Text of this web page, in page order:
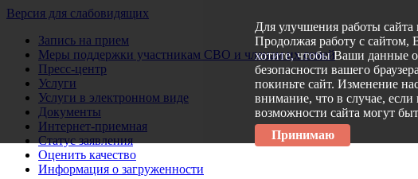
Версия для слабовидящих
Запись на прием
Меры поддержки участникам СВО и членам их семей
Пресс-центр
Услуги
Услуги в электронном виде
Документы
Интернет-приемная
Статус заявления
Оценить качество
Информация о загруженности
Для улучшения работы
Продолжая работу с сайтом,
хотите, чтобы Ваши данные
безопасности вашего
покиньте сайт. Изменение
внимание, что в случае,
возможности сайта могут
Принимаю